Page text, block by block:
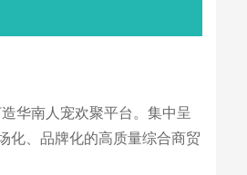
华南人宠欢聚平台。集中呈
化、品牌化的高质量综合商贸